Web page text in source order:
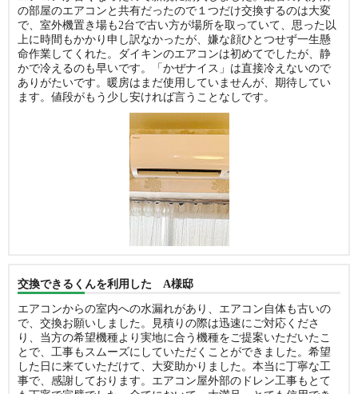
の部屋のエアコンと共有だったので１つだけ交換するのは大変
で、室外機置き場も2台で古い方が場所を取っていて、思った以
上に時間もかかり申し訳なかったが、嫌な顔ひとつせず一生懸
命作業してくれた。ダイキンのエアコンは初めてでしたが、静
かで冷えるのも早いです。「かぜナイス」は直接冷えないので
ありがたいです。暖房はまだ使用していませんが、期待してい
ます。値段がもう少し安ければ言うことなしです。
交換できるくんを利用した A様邸
エアコンからの室内への水漏れがあり、エアコン自体も古いの
で、交換お願いしました。見積りの際は迅速にご対応くださ
り、当方の希望機種より実地に合う機種をご提案いただいたこ
とで、工事もスムーズにしていただくことができました。希望
した日に来ていただけて、大変助かりました。本当に丁寧な工
事で、感謝しております。エアコン屋外部のドレン工事もとて